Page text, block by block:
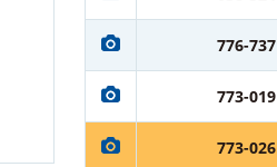
776-737
773-019
773-026